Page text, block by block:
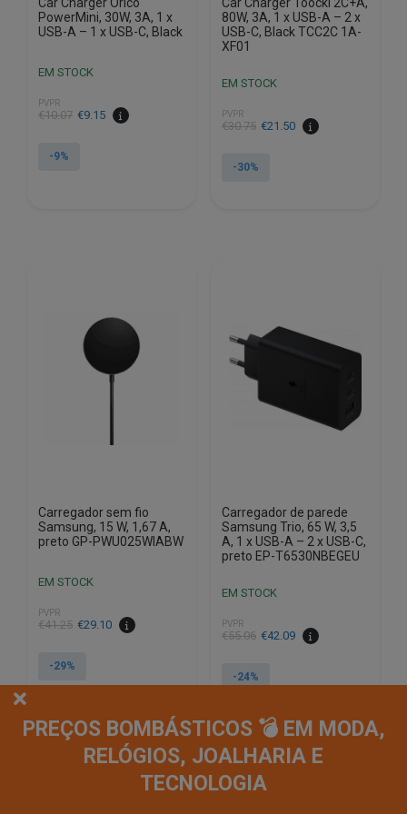
PowerMini, 30W, 3A, 1 x
USB-A – 1 x USB-C, Black
EM STOCK
PVPR
€10.07
O
original
€9.15
O
atual
-9%
80W, 3A, 1 x USB-A – 2 x
USB-C, Black TCC2C 1A-
XF01
EM STOCK
PVPR
€30.75
O
original
€21.50
O
atual
-30%
Carregador sem fio
Samsung, 15 W, 1,67 A,
preto GP-PWU025WIABW
EM STOCK
PVPR
€41.25
O
original
€29.10
O
atual
-29%
Carregador de parede
Samsung Trio, 65 W, 3,5
A, 1 x USB-A – 2 x USB-C,
preto EP-T6530NBEGEU
EM STOCK
PVPR
€55.06
O
original
€42.09
O
atual
-24%
PREÇOS BOMBÁSTICOS 💣 EM MODA,
RELÓGIOS, JOALHARIA E
TECNOLOGIA